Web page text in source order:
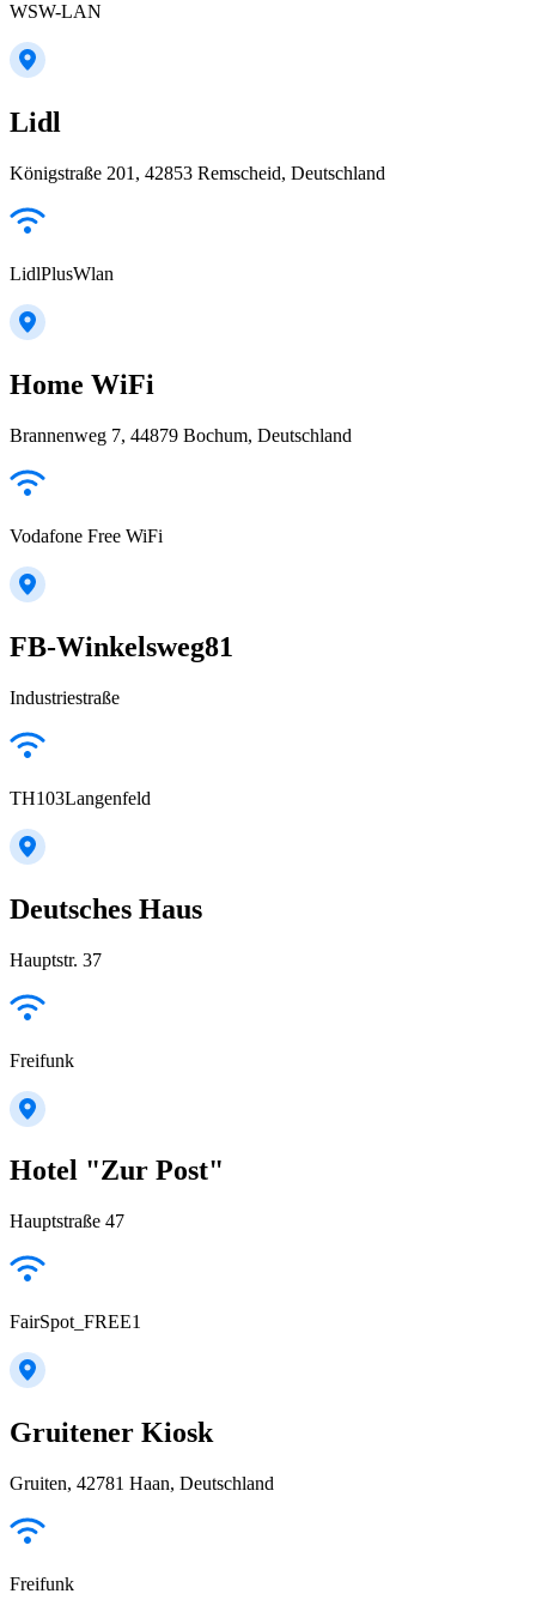
WSW-LAN
Lidl
Königstraße 201, 42853 Remscheid, Deutschland
LidlPlusWlan
Home WiFi
Brannenweg 7, 44879 Bochum, Deutschland
Vodafone Free WiFi
FB-Winkelsweg81
Industriestraße
TH103Langenfeld
Deutsches Haus
Hauptstr. 37
Freifunk
Hotel "Zur Post"
Hauptstraße 47
FairSpot_FREE1
Gruitener Kiosk
Gruiten, 42781 Haan, Deutschland
Freifunk